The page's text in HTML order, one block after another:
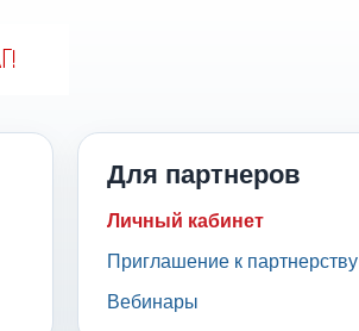
Для партнеров
Личный кабинет
Приглашение к партнерству
Вебинары